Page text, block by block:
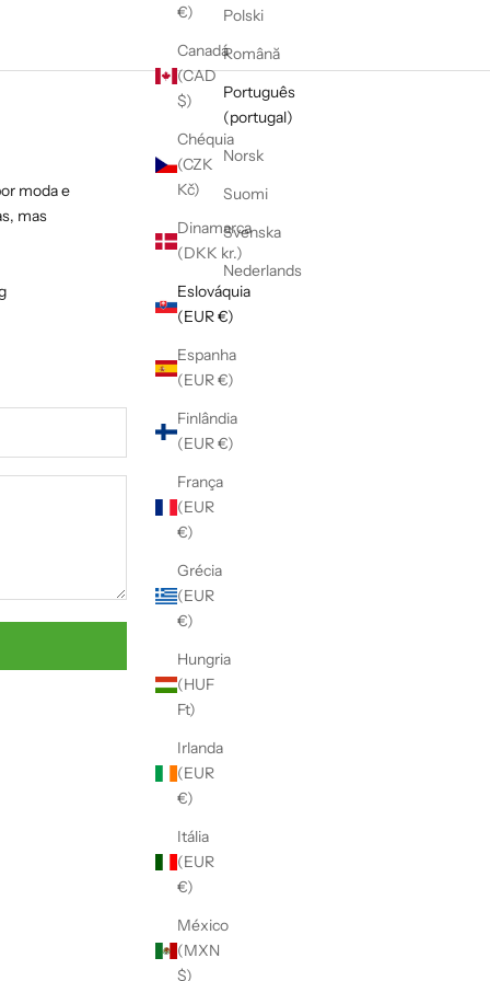
€)
Canadá
(CAD
$)
Chéquia
(CZK
Kč)
Dinamarca
(DKK kr.)
Eslováquia
(EUR €)
Espanha
(EUR €)
Finlândia
(EUR €)
França
(EUR
€)
Grécia
(EUR
€)
Hungria
(HUF
Ft)
Irlanda
(EUR
€)
Itália
(EUR
€)
México
(MXN
$)
Polski
Română
Português
(portugal)
Norsk
Suomi
Svenska
Nederlands
moda e
mas